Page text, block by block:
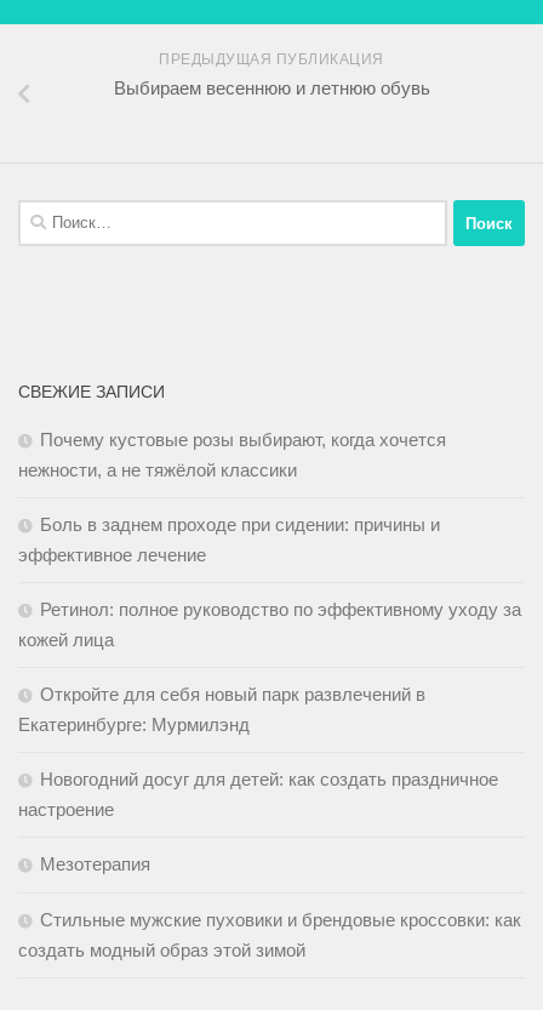
ПРЕДЫДУЩАЯ ПУБЛИКАЦИЯ
Выбираем весеннюю и летнюю обувь
СВЕЖИЕ ЗАПИСИ
Почему кустовые розы выбирают, когда хочется
нежности, а не тяжёлой классики
Боль в заднем проходе при сидении: причины и
эффективное лечение
Ретинол: полное руководство по эффективному уходу за
кожей лица
Откройте для себя новый парк развлечений в
Екатеринбурге: Мурмилэнд
Новогодний досуг для детей: как создать праздничное
настроение
Мезотерапия
Стильные мужские пуховики и брендовые кроссовки: как
создать модный образ этой зимой